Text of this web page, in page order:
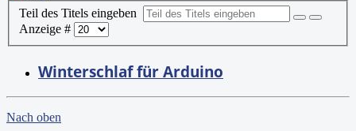
Teil des Titels eingeben
Anzeige #
Winterschlaf für Arduino
Nach oben